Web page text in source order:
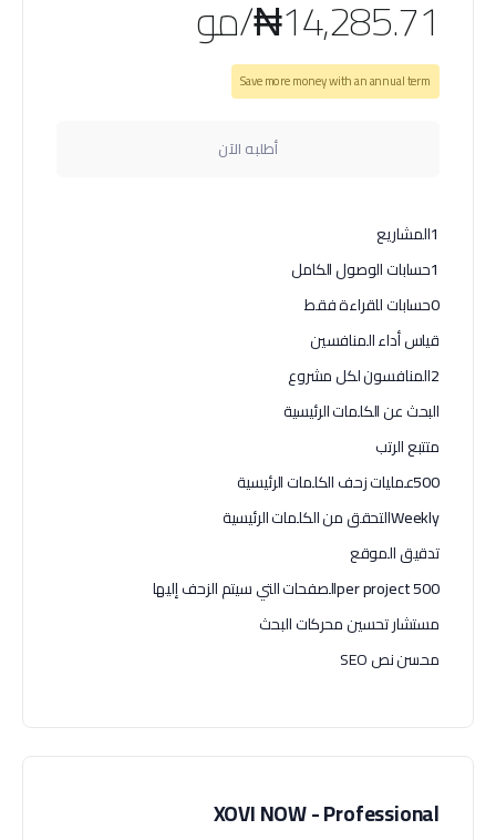
₦14,285.71/مو
Save more money with an annual term
أطلبه الآن
1المشاريع
1حسابات الوصول الكامل
0حسابات للقراءة فقط
قياس أداء المنافسين
2المنافسون لكل مشروع
البحث عن الكلمات الرئيسية
متتبع الرتب
500عمليات زحف الكلمات الرئيسية
Weeklyالتحقق من الكلمات الرئيسية
تدقيق الموقع
500 per project
الصفحات التي سيتم الزحف إليها
مستشار تحسين محركات البحث
محسن نص SEO
XOVI NOW - Professional